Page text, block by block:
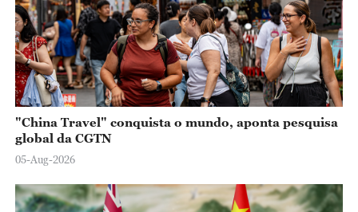
"China Travel" conquista o mundo, aponta pesquisa
global da CGTN
05-Aug-2026